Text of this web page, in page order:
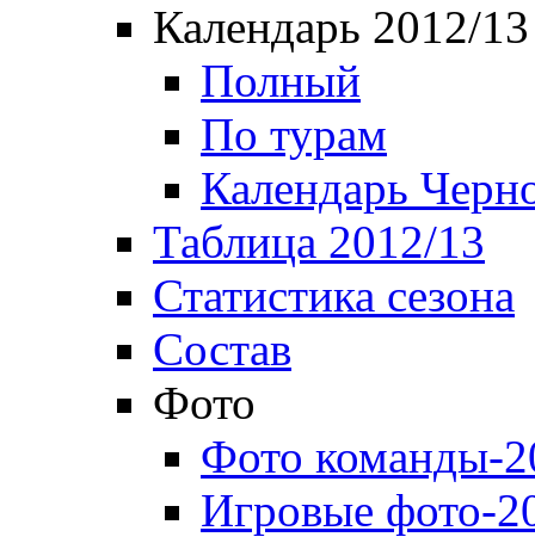
Календарь 2012/13
Полный
По турам
Календарь
Таблица 2012/13
Статистика сезона
Состав
Фото
Фото команды-
Игровые фото-